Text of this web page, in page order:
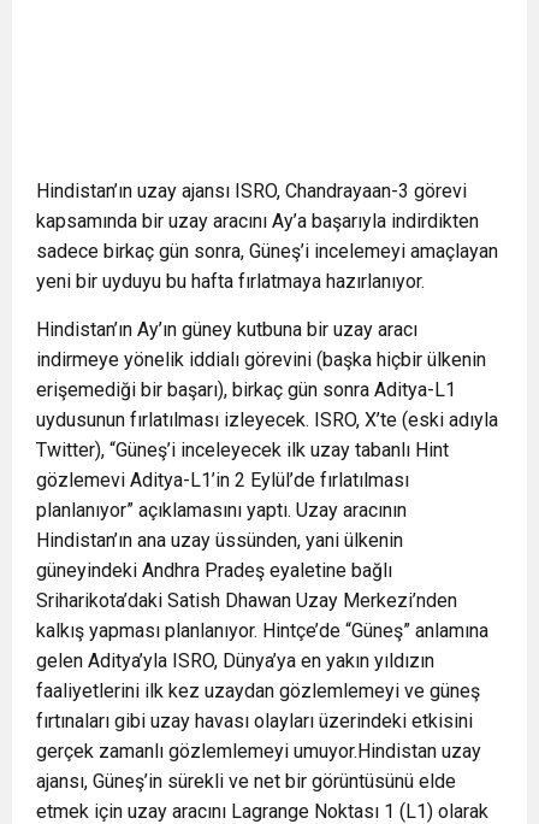
Hindistan’ın uzay ajansı ISRO, Chandrayaan-3 görevi
kapsamında bir uzay aracını Ay’a başarıyla indirdikten
sadece birkaç gün sonra, Güneş’i incelemeyi amaçlayan
yeni bir uyduyu bu hafta fırlatmaya hazırlanıyor.
Hindistan’ın Ay’ın güney kutbuna bir uzay aracı
indirmeye yönelik iddialı görevini (başka hiçbir ülkenin
erişemediği bir başarı), birkaç gün sonra Aditya-L1
uydusunun fırlatılması izleyecek. ISRO, X’te (eski adıyla
Twitter), “Güneş’i inceleyecek ilk uzay tabanlı Hint
gözlemevi Aditya-L1’in 2 Eylül’de fırlatılması
planlanıyor” açıklamasını yaptı. Uzay aracının
Hindistan’ın ana uzay üssünden, yani ülkenin
güneyindeki Andhra Pradeş eyaletine bağlı
Sriharikota’daki Satish Dhawan Uzay Merkezi’nden
kalkış yapması planlanıyor. Hintçe’de “Güneş” anlamına
gelen Aditya’yla ISRO, Dünya’ya en yakın yıldızın
faaliyetlerini ilk kez uzaydan gözlemlemeyi ve güneş
fırtınaları gibi uzay havası olayları üzerindeki etkisini
gerçek zamanlı gözlemlemeyi umuyor.Hindistan uzay
ajansı, Güneş’in sürekli ve net bir görüntüsünü elde
etmek için uzay aracını Lagrange Noktası 1 (L1) olarak